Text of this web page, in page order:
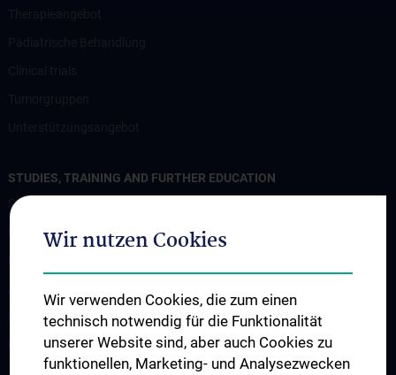
STUDIES, TRAINING AND FURTHER EDUCATION
Studium und Lehre
Klinisch Praktisches Jahr (KPJ)
Summer school
Fortbildung
Wir nutzen Cookies
Wir verwenden Cookies, die zum einen
technisch notwendig für die Funktionalität
unserer Website sind, aber auch Cookies zu
funktionellen, Marketing- und Analysezwecken